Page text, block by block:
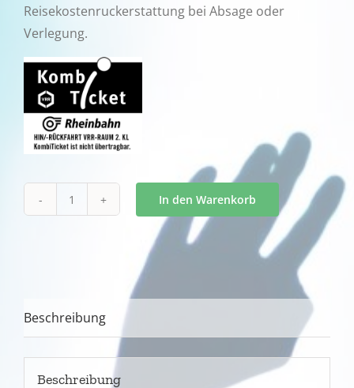
Reisekostenruckerstattung bei Absage oder
Verlegung.
BIJELO
Halle
-
Düsseldorf
In den Warenkorb
Beschreibung
Beschreibung